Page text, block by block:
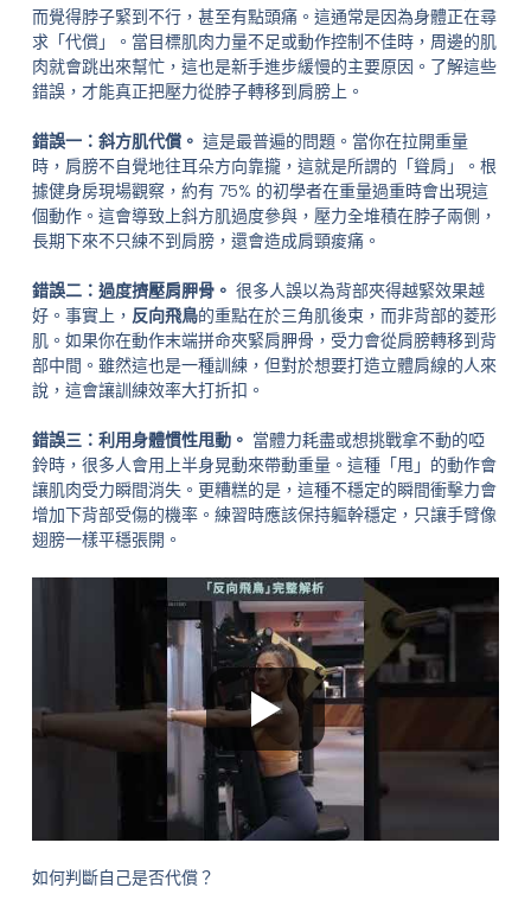
而覺得脖子緊到不行，甚至有點頭痛。這通常是因為身體正在尋
求「代償」。當目標肌肉力量不足或動作控制不佳時，周邊的肌
肉就會跳出來幫忙，這也是新手進步緩慢的主要原因。了解這些
錯誤，才能真正把壓力從脖子轉移到肩膀上。
錯誤一：斜方肌代償。 這是最普遍的問題。當你在拉開重量
時，肩膀不自覺地往耳朵方向靠攏，這就是所謂的「聳肩」。根
據健身房現場觀察，約有 75% 的初學者在重量過重時會出現這
個動作。這會導致上斜方肌過度參與，壓力全堆積在脖子兩側，
長期下來不只練不到肩膀，還會造成肩頸痠痛。
錯誤二：過度擠壓肩胛骨。 很多人誤以為背部夾得越緊效果越
好。事實上， 反向飛鳥的重點在於三角肌後束，而非背部的菱形
肌。如果你在動作末端拼命夾緊肩胛骨，受力會從肩膀轉移到背
部中間。雖然這也是一種訓練，但對於想要打造立體肩線的人來
說，這會讓訓練效率大打折扣。
錯誤三：利用身體慣性甩動。 當體力耗盡或想挑戰拿不動的啞
鈴時，很多人會用上半身晃動來帶動重量。這種「甩」的動作會
讓肌肉受力瞬間消失。更糟糕的是，這種不穩定的瞬間衝擊力會
增加下背部受傷的機率。練習時應該保持軀幹穩定，只讓手臂像
翅膀一樣平穩張開。
如何判斷自己是否代償？